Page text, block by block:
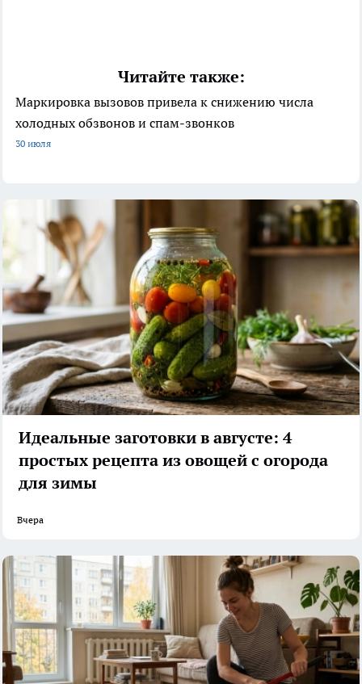
Читайте также:
Маркировка вызовов привела к снижению числа
холодных обзвонов и спам-звонков
30 июля
Идеальные заготовки в августе: 4
простых рецепта из овощей с огорода
для зимы
Вчера